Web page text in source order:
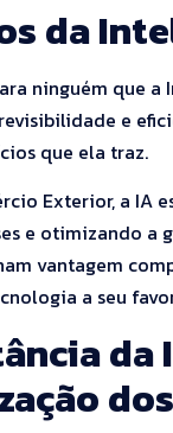
da
ninguém que
e
que ela traz.
Exterior, a IA
e otimizando a
vantagem
a seu